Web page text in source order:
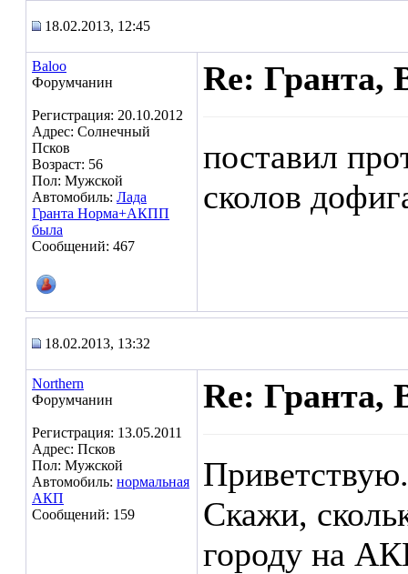
18.02.2013, 12:45
Baloo
Форумчанин
Регистрация: 20.10.2012
Адрес: Солнечный
Псков
Возраст: 56
Пол: Мужской
Автомобиль: Лада
Гранта Норма+АКПП
была
Сообщений: 467
Re: Гранта,
поставил
сколов
18.02.2013, 13:32
Northern
Форумчанин
Регистрация: 13.05.2011
Адрес: Псков
Пол: Мужской
Автомобиль: нормальная
АКП
Сообщений: 159
Re: Гранта,
Приветствую.
Скажи,
городу на